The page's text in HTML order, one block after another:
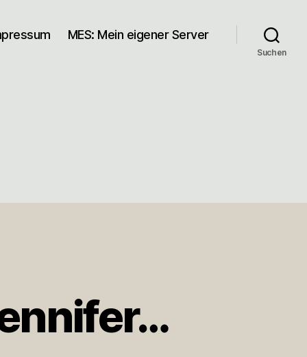
MES: Mein eigener Server
Suchen